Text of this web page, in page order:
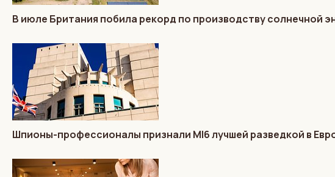
В июле Британия побила рекорд по производству солнечной
Шпионы-профессионалы признали MI6 лучшей разведкой в